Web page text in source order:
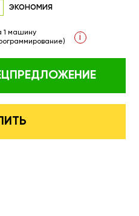
экономия
1 машину
i